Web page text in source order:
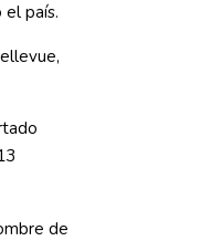
país.
de